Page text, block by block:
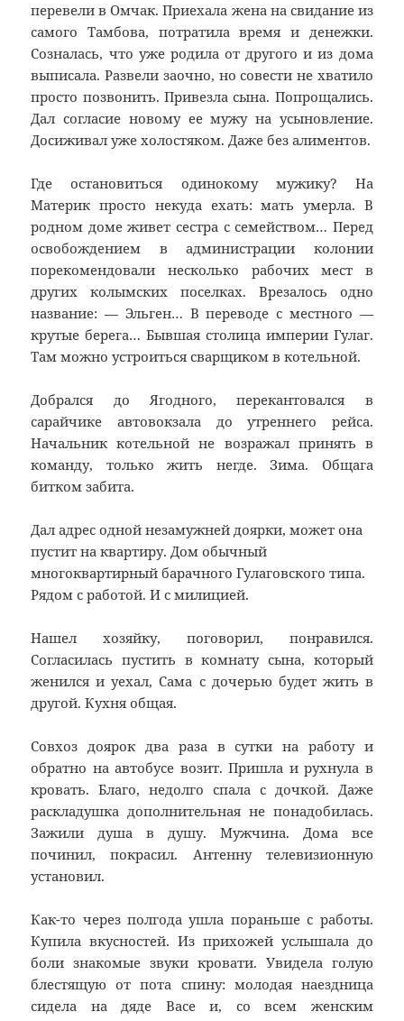
перевели в Омчак. Приехала жена на свидание из
самого Тамбова, потратила время и денежки.
Созналась, что уже родила от другого и из дома
выписала. Развели заочно, но совести не хватило
просто позвонить. Привезла сына. Попрощались.
Дал согласие новому ее мужу на усыновление.
Досиживал уже холостяком. Даже без алиментов.
Где остановиться одинокому мужику? На
Материк просто некуда ехать: мать умерла. В
родном доме живет сестра с семейством… Перед
освобождением в администрации колонии
порекомендовали несколько рабочих мест в
других колымских поселках. Врезалось одно
название: — Эльген… В переводе с местного —
крутые берега… Бывшая столица империи Гулаг.
Там можно устроиться сварщиком в котельной.
Добрался до Ягодного, перекантовался в
сарайчике автовокзала до утреннего рейса.
Начальник котельной не возражал принять в
команду, только жить негде. Зима. Общага
битком забита.
Дал адрес одной незамужней доярки, может она
пустит на квартиру. Дом обычный
многоквартирный барачного Гулаговского типа.
Рядом с работой. И с милицией.
Нашел хозяйку, поговорил, понравился.
Согласилась пустить в комнату сына, который
женился и уехал, Сама с дочерью будет жить в
другой. Кухня общая.
Совхоз доярок два раза в сутки на работу и
обратно на автобусе возит. Пришла и рухнула в
кровать. Благо, недолго спала с дочкой. Даже
раскладушка дополнительная не понадобилась.
Зажили душа в душу. Мужчина. Дома все
починил, покрасил. Антенну телевизионную
установил.
Как-то через полгода ушла пораньше с работы.
Купила вкусностей. Из прихожей услышала до
боли знакомые звуки кровати. Увидела голую
блестящую от пота спину: молодая наездница
сидела на дяде Васе и, со всем женским